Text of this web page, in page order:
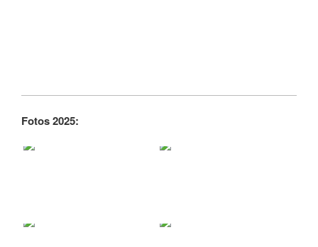
Fotos 2025: